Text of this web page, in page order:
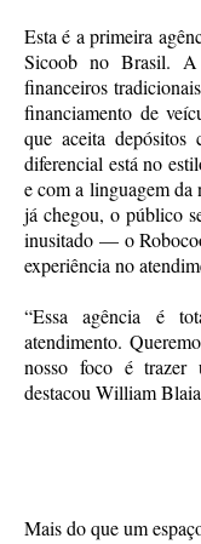
Esta é a primeira
Sicoob no Brasil. A
financeiros
financiamento de
que aceita
diferencial está no
e com a linguagem da
já chegou, o público
inusitado — o
experiência no
“Essa agência é
atendimento.
nosso foco é trazer
destacou William
Mais do que um